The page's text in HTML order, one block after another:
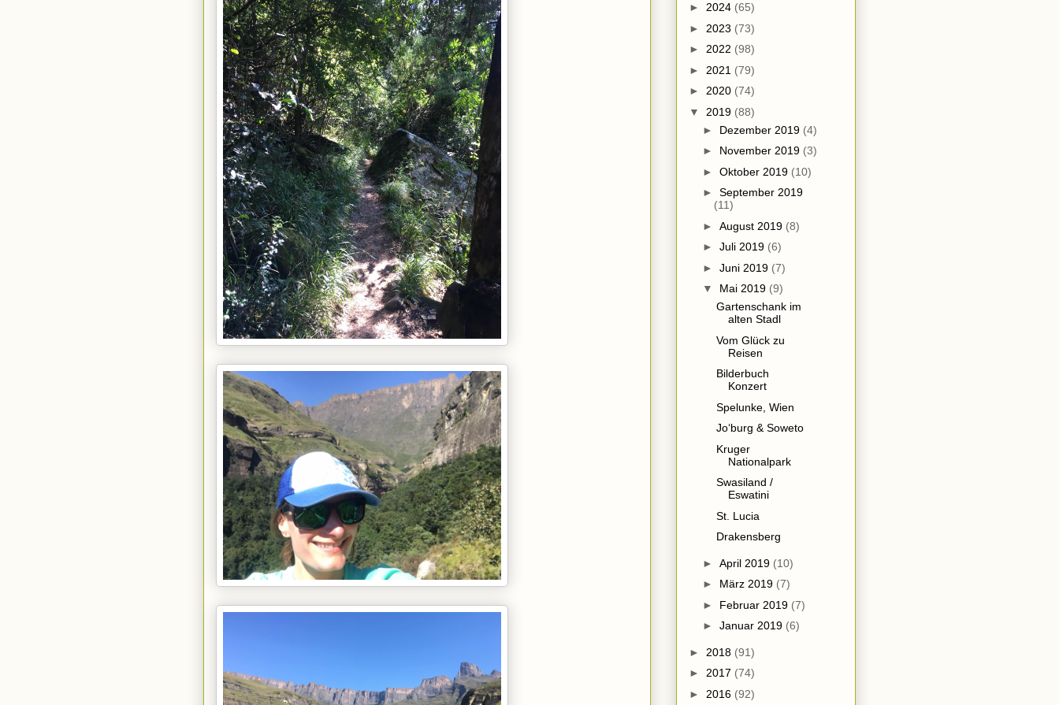
► 2024 (65)
► 2023 (73)
► 2022 (98)
► 2021 (79)
► 2020 (74)
▼ 2019 (88)
► Dezember 2019 (4)
► November 2019 (3)
► Oktober 2019 (10)
► September 2019
(11)
► August 2019 (8)
► Juli 2019 (6)
► Juni 2019 (7)
▼ Mai 2019 (9)
Gartenschank im
alten Stadl
Vom Glück zu
Reisen
Bilderbuch
Konzert
Spelunke, Wien
Jo‘burg & Soweto
Kruger
Nationalpark
Swasiland /
Eswatini
St. Lucia
Drakensberg
► April 2019 (10)
► März 2019 (7)
► Februar 2019 (7)
► Januar 2019 (6)
► 2018 (91)
► 2017 (74)
► 2016 (92)